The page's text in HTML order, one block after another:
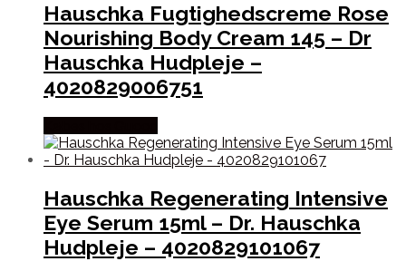
Hauschka Fugtighedscreme Rose
Nourishing Body Cream 145 – Dr
Hauschka Hudpleje –
4020829006751
Hauschka Regenerating Intensive
Eye Serum 15ml – Dr. Hauschka
Hudpleje – 4020829101067